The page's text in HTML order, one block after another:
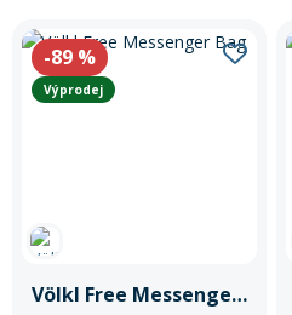
-89 %
Výprodej
Völkl Free Messenger Bag